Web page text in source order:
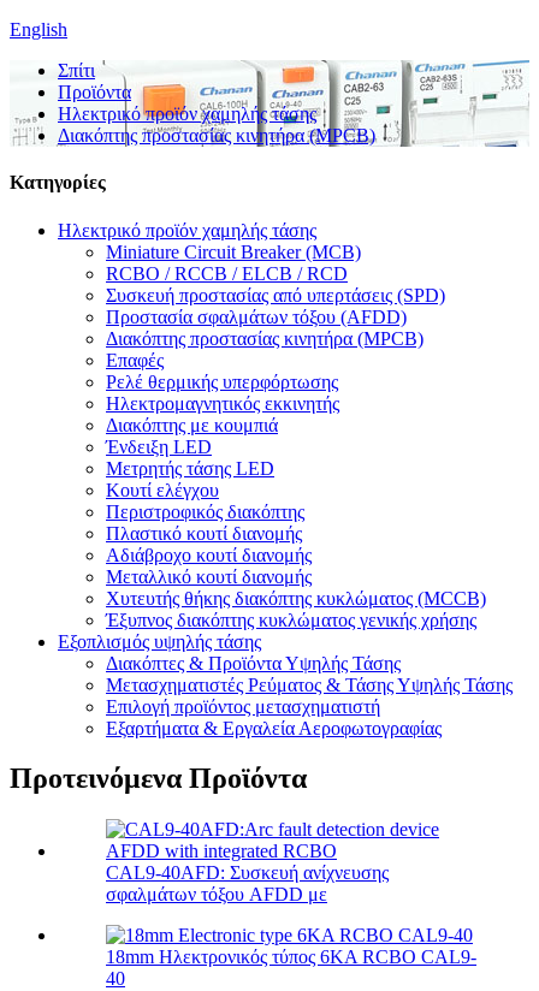
English
Σπίτι
Προϊόντα
Ηλεκτρικό προϊόν χαμηλής τάσης
Διακόπτης προστασίας κινητήρα (MPCB)
Κατηγορίες
Ηλεκτρικό προϊόν χαμηλής τάσης
Miniature Circuit Breaker (MCB)
RCBO / RCCB / ELCB / RCD
Συσκευή προστασίας από υπερτάσεις (SPD)
Προστασία σφαλμάτων τόξου (AFDD)
Διακόπτης προστασίας κινητήρα (MPCB)
Επαφές
Ρελέ θερμικής υπερφόρτωσης
Ηλεκτρομαγνητικός εκκινητής
Διακόπτης με κουμπιά
Ένδειξη LED
Μετρητής τάσης LED
Κουτί ελέγχου
Περιστροφικός διακόπτης
Πλαστικό κουτί διανομής
Αδιάβροχο κουτί διανομής
Μεταλλικό κουτί διανομής
Χυτευτής θήκης διακόπτης κυκλώματος (MCCB)
Έξυπνος διακόπτης κυκλώματος γενικής χρήσης
Εξοπλισμός υψηλής τάσης
Διακόπτες & Προϊόντα Υψηλής Τάσης
Μετασχηματιστές Ρεύματος & Τάσης Υψηλής Τάσης
Επιλογή προϊόντος μετασχηματιστή
Εξαρτήματα & Εργαλεία Αεροφωτογραφίας
Προτεινόμενα Προϊόντα
CAL9-40AFD: Συσκευή ανίχνευσης
σφαλμάτων τόξου AFDD με
18mm Ηλεκτρονικός τύπος 6KA RCBO CAL9-
40